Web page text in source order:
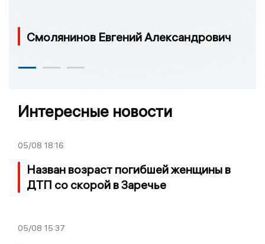
Смолянинов Евгений Александрович
Интересные новости
05/08 18:16
Назван возраст погибшей женщины в
ДТП со скорой в Заречье
05/08 15:37